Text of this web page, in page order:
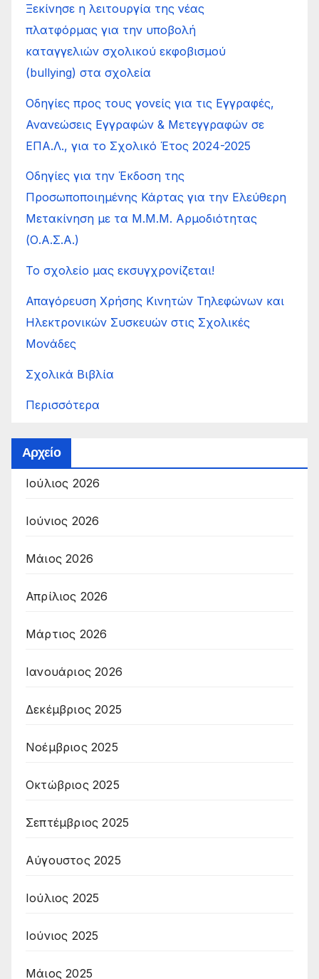
Ξεκίνησε η λειτουργία της νέας
πλατφόρμας για την υποβολή
καταγγελιών σχολικού εκφοβισμού
(bullying) στα σχολεία
Οδηγίες προς τους γονείς για τις Εγγραφές,
Ανανεώσεις Εγγραφών & Μετεγγραφών σε
ΕΠΑ.Λ., για το Σχολικό Έτος 2024-2025
Οδηγίες για την Έκδοση της
Προσωποποιημένης Κάρτας για την Ελεύθερη
Μετακίνηση με τα Μ.Μ.Μ. Αρμοδιότητας
(Ο.Α.Σ.Α.)
Το σχολείο μας εκσυγχρονίζεται!
Απαγόρευση Χρήσης Κινητών Τηλεφώνων και
Ηλεκτρονικών Συσκευών στις Σχολικές
Μονάδες
Σχολικά Βιβλία
Περισσότερα
Αρχείο
Ιούλιος 2026
Ιούνιος 2026
Μάιος 2026
Απρίλιος 2026
Μάρτιος 2026
Ιανουάριος 2026
Δεκέμβριος 2025
Νοέμβριος 2025
Οκτώβριος 2025
Σεπτέμβριος 2025
Αύγουστος 2025
Ιούλιος 2025
Ιούνιος 2025
Μάιος 2025